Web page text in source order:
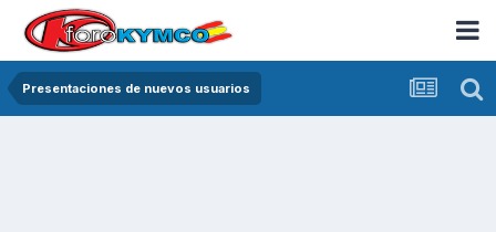
Presentaciones de nuevos usuarios